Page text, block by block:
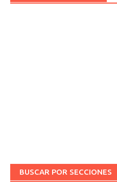
BUSCAR POR SECCIONES